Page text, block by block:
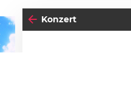
Konzert